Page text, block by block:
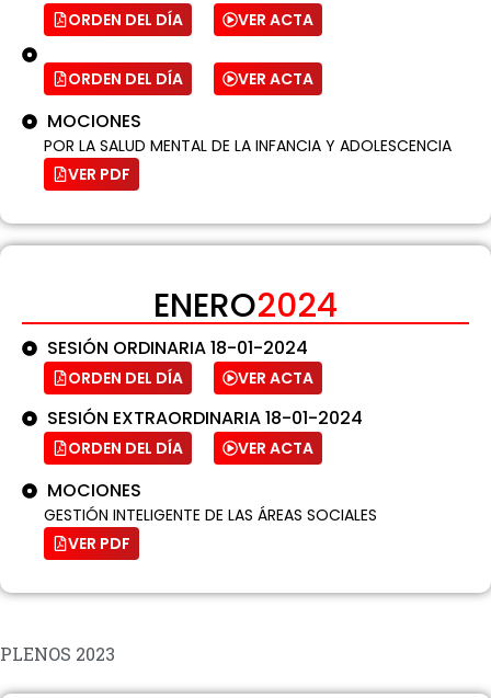
ORDEN DEL DÍA VER ACTA
ORDEN DEL DÍA VER ACTA
MOCIONES
POR LA SALUD MENTAL DE LA INFANCIA Y ADOLESCENCIA
VER PDF
ENERO2024
SESIÓN ORDINARIA 18-01-2024
ORDEN DEL DÍA VER ACTA
SESIÓN EXTRAORDINARIA 18-01-2024
ORDEN DEL DÍA VER ACTA
MOCIONES
GESTIÓN INTELIGENTE DE LAS ÁREAS SOCIALES
VER PDF
PLENOS 2023